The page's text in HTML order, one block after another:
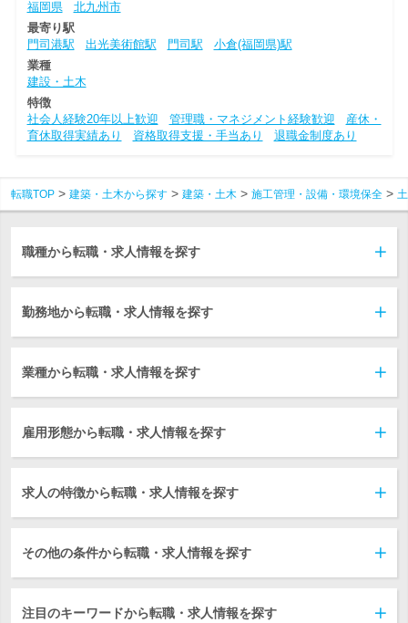
福岡県
北九州市
最寄り駅
門司港駅
出光美術館駅 門司駅
小倉(福岡県)駅
業種
建設・土木
特徴
社会人経験20年以上歓迎
管理職・マネジメント経験歓迎
産休・
育休取得実績あり
資格取得支援・手当あり 退職金制度あり
転職TOP 建築・土木から探す 建築・土木 施工管理・設備・環境保全
職種から転職・求人情報を探す
勤務地から転職・求人情報を探す
業種から転職・求人情報を探す
雇用形態から転職・求人情報を探す
求人の特徴から転職・求人情報を探す
その他の条件から転職・求人情報を探す
注目のキーワードから転職・求人情報を探す